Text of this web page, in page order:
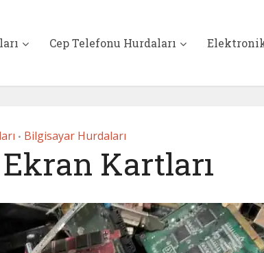
Cep Telefonu Hurdaları
• Bilgisayar Hurdaları
Kartları